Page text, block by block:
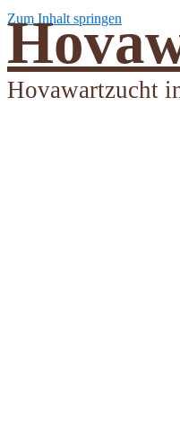
Zum Inhalt springen
Hovawartzucht